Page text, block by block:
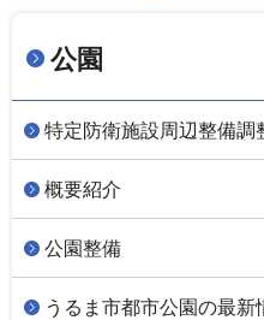
公園
特定防衛施設周辺整備調
概要紹介
公園整備
うるま市都市公園の最新